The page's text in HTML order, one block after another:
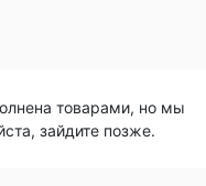
товарами, но мы
зайдите позже.